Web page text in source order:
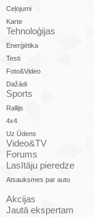
Ceļojumi
Karte
Tehnoloģijas
Enerģētika
Testi
Foto&Video
Dažādi
Sports
Rallijs
4x4
Uz Ūdens
Video&TV
Forums
Lasītāju pieredze
Atsauksmes par auto
Akcijas
Jautā ekspertam